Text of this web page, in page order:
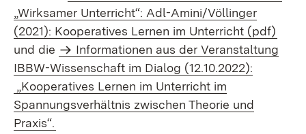
„Wirksamer Unterricht“: Adl-Amini/Völlinger
(2021): Kooperatives Lernen im Unterricht (pdf)
und die
Informationen aus der Veranstaltung
IBBW-Wissenschaft im Dialog (12.10.2022):
„Kooperatives Lernen im Unterricht im
Spannungsverhältnis zwischen Theorie und
Praxis“.